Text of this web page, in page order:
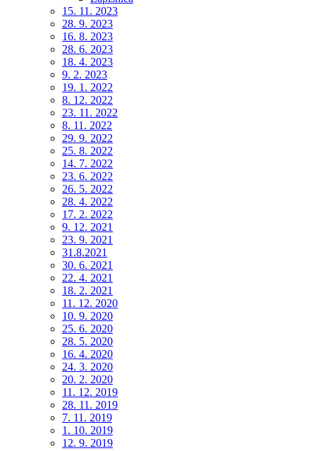
15. 11. 2023
28. 9. 2023
16. 8. 2023
28. 6. 2023
18. 4. 2023
9. 2. 2023
19. 1. 2022
8. 12. 2022
23. 11. 2022
8. 11. 2022
29. 9. 2022
25. 8. 2022
14. 7. 2022
23. 6. 2022
26. 5. 2022
28. 4. 2022
17. 2. 2022
9. 12. 2021
23. 9. 2021
31.8.2021
30. 6. 2021
22. 4. 2021
18. 2. 2021
11. 12. 2020
10. 9. 2020
25. 6. 2020
28. 5. 2020
16. 4. 2020
24. 3. 2020
20. 2. 2020
11. 12. 2019
28. 11. 2019
7. 11. 2019
1. 10. 2019
12. 9. 2019